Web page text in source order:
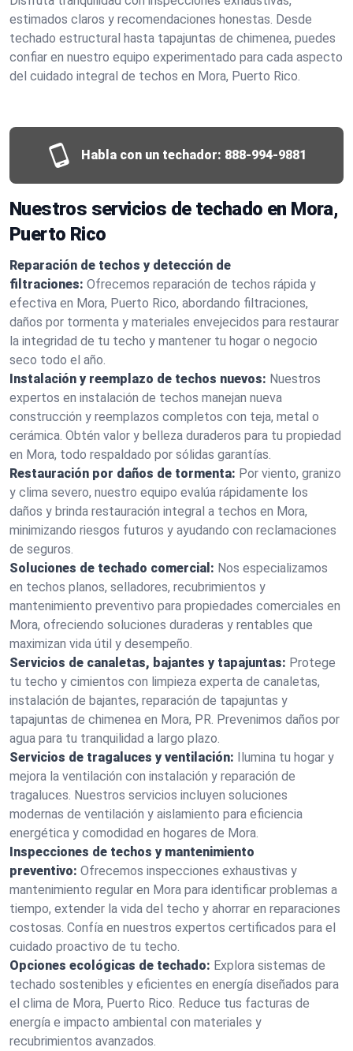
estimados claros y recomendaciones honestas. Desde
techado estructural hasta tapajuntas de chimenea, puedes
confiar en nuestro equipo experimentado para cada aspecto
del cuidado integral de techos en Mora, Puerto Rico.
Habla con un techador: 888-994-9881
Nuestros servicios de techado en Mora,
Puerto Rico
Reparación de techos y detección de
filtraciones: Ofrecemos reparación de techos rápida y
efectiva en Mora, Puerto Rico, abordando filtraciones,
daños por tormenta y materiales envejecidos para restaurar
la integridad de tu techo y mantener tu hogar o negocio
seco todo el año.
Instalación y reemplazo de techos nuevos: Nuestros
expertos en instalación de techos manejan nueva
construcción y reemplazos completos con teja, metal o
cerámica. Obtén valor y belleza duraderos para tu propiedad
en Mora, todo respaldado por sólidas garantías.
Restauración por daños de tormenta: Por viento, granizo
y clima severo, nuestro equipo evalúa rápidamente los
daños y brinda restauración integral a techos en Mora,
minimizando riesgos futuros y ayudando con reclamaciones
de seguros.
Soluciones de techado comercial: Nos especializamos
en techos planos, selladores, recubrimientos y
mantenimiento preventivo para propiedades comerciales en
Mora, ofreciendo soluciones duraderas y rentables que
maximizan vida útil y desempeño.
Servicios de canaletas, bajantes y tapajuntas: Protege
tu techo y cimientos con limpieza experta de canaletas,
instalación de bajantes, reparación de tapajuntas y
tapajuntas de chimenea en Mora, PR. Prevenimos daños por
agua para tu tranquilidad a largo plazo.
Servicios de tragaluces y ventilación: Ilumina tu hogar y
mejora la ventilación con instalación y reparación de
tragaluces. Nuestros servicios incluyen soluciones
modernas de ventilación y aislamiento para eficiencia
energética y comodidad en hogares de Mora.
Inspecciones de techos y mantenimiento
preventivo: Ofrecemos inspecciones exhaustivas y
mantenimiento regular en Mora para identificar problemas a
tiempo, extender la vida del techo y ahorrar en reparaciones
costosas. Confía en nuestros expertos certificados para el
cuidado proactivo de tu techo.
Opciones ecológicas de techado: Explora sistemas de
techado sostenibles y eficientes en energía diseñados para
el clima de Mora, Puerto Rico. Reduce tus facturas de
energía e impacto ambiental con materiales y
recubrimientos avanzados.